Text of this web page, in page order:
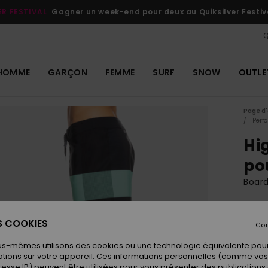
FESTIVAL Gagner un week-end pour deux au Quiksilver
GARÇON FEMME SURF SNOW
Page
COOKIES
mêmes utilisons des cookies ou une technologie équivalente
sur votre appareil. Ces informations personnelles (comme